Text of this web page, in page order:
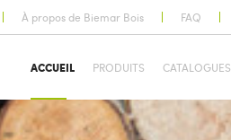
À propos de Biemar Bois FAQ
ACCUEIL PRODUITS CATALOGUES